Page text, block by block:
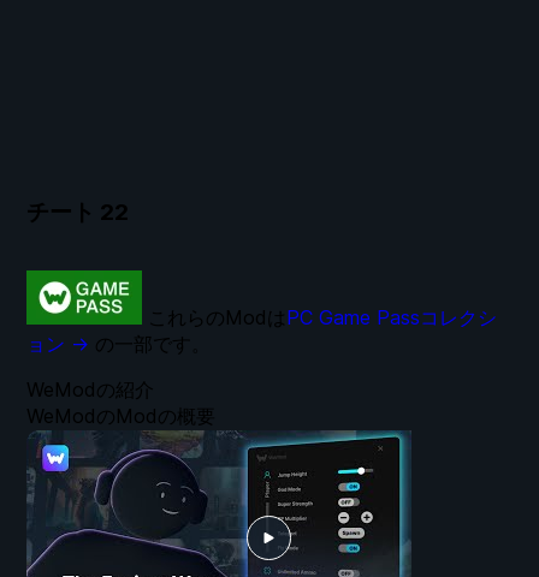
チート 22
WeModの紹介
WeModのModの概要
これらのModは PC Game Passコレクシ
ョン → の一部です。